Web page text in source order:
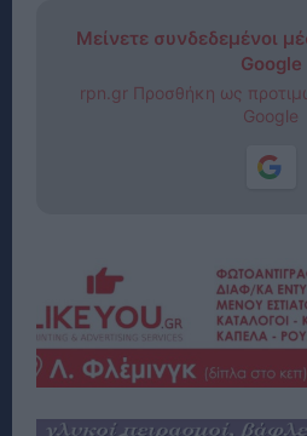
Μείνετε συνδεδεμένοι
Google
rpn.gr Προσθήκη ως
Google